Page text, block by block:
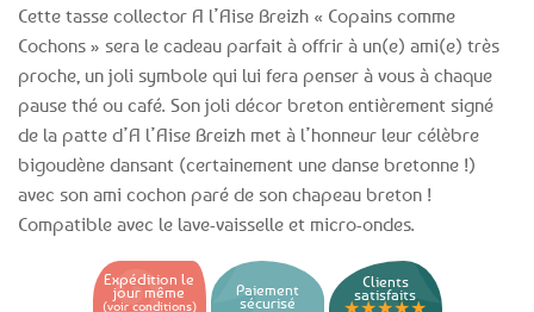
Cette tasse collector A l’Aise Breizh « Copains comme
Cochons » sera le cadeau parfait à offrir à un(e) ami(e) très
proche, un joli symbole qui lui fera penser à vous à chaque
pause thé ou café. Son joli décor breton entièrement signé
de la patte d’A l’Aise Breizh met à l’honneur leur célèbre
bigoudène dansant (certainement une danse bretonne !)
avec son ami cochon paré de son chapeau breton !
Compatible avec le lave-vaisselle et micro-ondes.
Expédition le
jour même
(voir conditions)
Paiement
sécurisé
Clients
satisfaits
★★★★★